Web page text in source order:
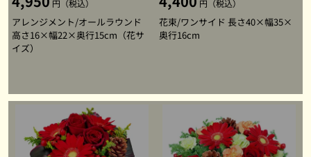
円（税込）
アレンジメント/オールラウンド
高さ16×幅22×奥行15cm（花サ
イズ）
円（税込）
花束/ワンサイド 長さ40×幅35×
奥行16cm